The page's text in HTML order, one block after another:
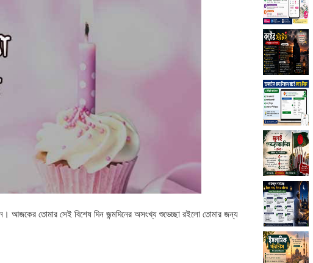
আজকের তোমার সেই বিশেষ দিন জন্মদিনের অসংখ্য শুভেচ্ছা রইলো তোমার জন্য